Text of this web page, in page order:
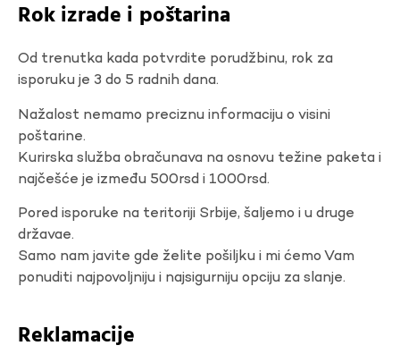
Rok izrade i poštarina
Od trenutka kada potvrdite porudžbinu, rok za
isporuku je 3 do 5 radnih dana.
Nažalost nemamo preciznu informaciju o visini
poštarine.
Kurirska služba obračunava na osnovu težine paketa i
najčešće je između 500rsd i 1000rsd.
Pored isporuke na teritoriji Srbije, šaljemo i u druge
državae.
Samo nam javite gde želite pošiljku i mi ćemo Vam
ponuditi najpovoljniju i najsigurniju opciju za slanje.
Reklamacije